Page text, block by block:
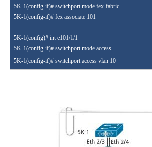
5K-1(config-if)# switchport mode fex-fabric
5K-1(config-if)# fex associate 101
5K-1(config)# int
5K-1(config-if)# switchport mode access
5K-1(config-if)# switchport access vlan 10